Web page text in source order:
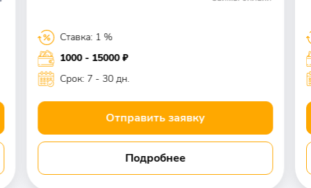
Ставка: 1 %
1000 - 15000 ₽
Срок: 7 - 30 дн.
Отправить заявку
Подробнее